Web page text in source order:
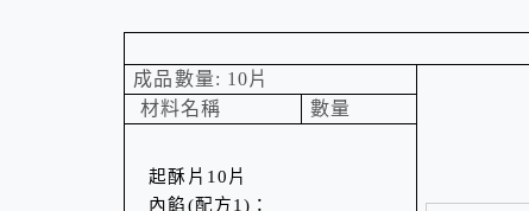
成品數量: 10片
材料名稱 數量
起酥片 10片
內餡(配方1) ：